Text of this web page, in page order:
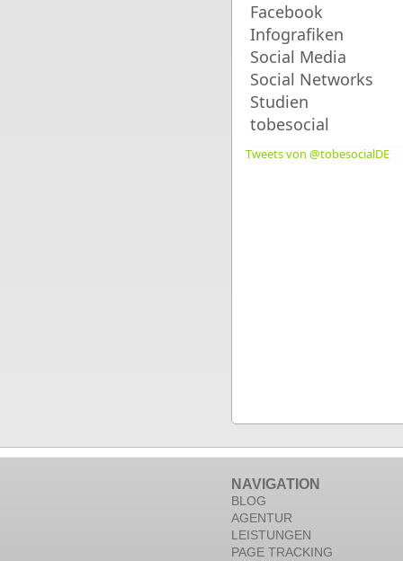
Facebook
Infografiken
Social Media
Social Networks
Studien
tobesocial
Tweets von @tobesocialDE
NAVIGATION
BLOG
AGENTUR
LEISTUNGEN
PAGE TRACKING